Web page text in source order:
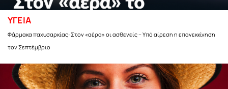
ΥΓΕΙΑ
Φάρμακα παχυσαρκίας: Στον «αέρα» οι ασθενείς – Υπό αίρεση η επανεκκίνηση
τον Σεπτέμβριο